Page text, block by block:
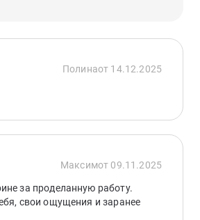
Полинаот 14.12.2025
Максимот 09.11.2025
за проделанную работу.
свои ощущения и заранее